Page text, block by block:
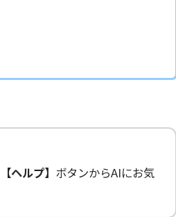
【ヘルプ】 ボタンからAIにお気